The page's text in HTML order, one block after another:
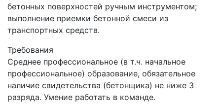
бетонных поверхностей ручным инструментом;
выполнение приемки бетонной смеси из
транспортных средств.
Требования
Среднее профессиональное (в т.ч. начальное
профессиональное) образование, обязательное
наличие свидетельства (бетонщика) не ниже 3
разряда. Умение работать в команде.